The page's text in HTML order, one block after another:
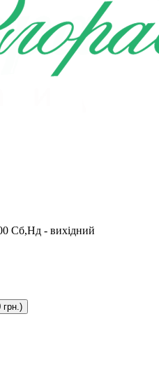
Сб,Нд - вихідний
грн.)